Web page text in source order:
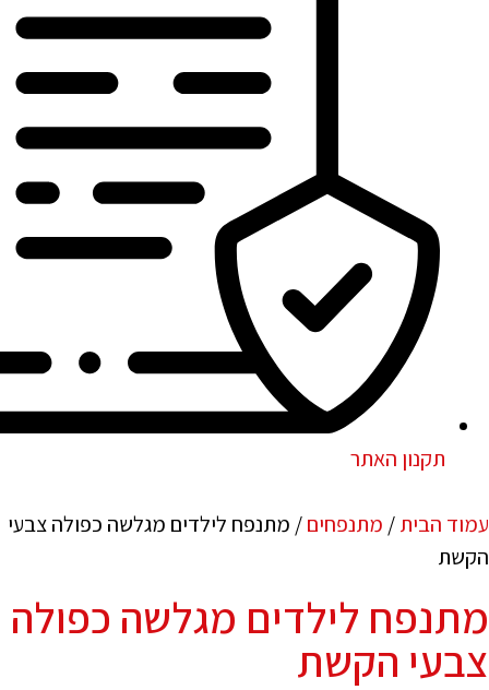
תקנון האתר
עמוד הבית/ מתנפחים/ מתנפח לילדים מגלשה כפולה צבעי
הקשת
מתנפח לילדים מגלשה כפולה
צבעי הקשת